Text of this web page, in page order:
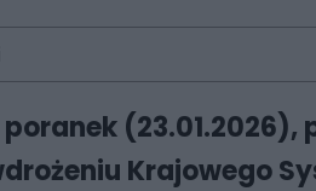
(23.01.2026),
Krajowego